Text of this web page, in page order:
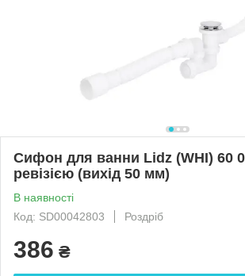
Сифон для ванни Lidz (WHI) 60
ревізією (вихід 50 мм)
В наявності
Код: SD00042803
Роздріб
386 ₴